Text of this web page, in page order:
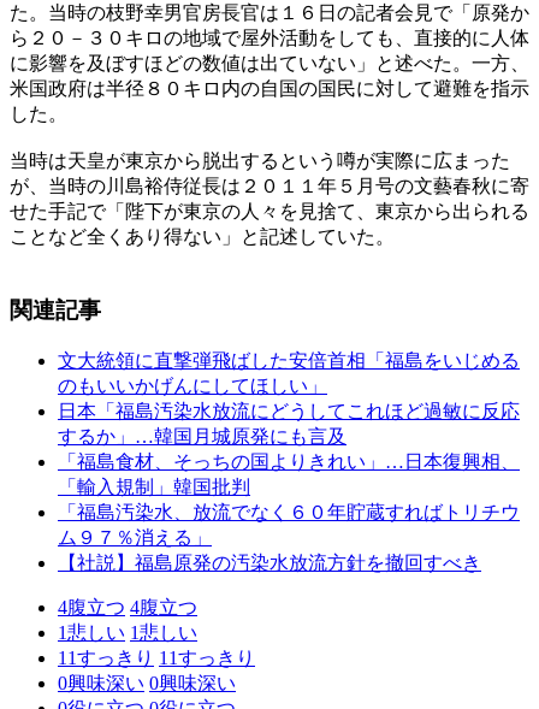
た。当時の枝野幸男官房長官は１６日の記者会見で「原発か
ら２０－３０キロの地域で屋外活動をしても、直接的に人体
に影響を及ぼすほどの数値は出ていない」と述べた。一方、
米国政府は半径８０キロ内の自国の国民に対して避難を指示
した。
当時は天皇が東京から脱出するという噂が実際に広まった
が、当時の川島裕侍従長は２０１１年５月号の文藝春秋に寄
せた手記で「陛下が東京の人々を見捨て、東京から出られる
ことなど全くあり得ない」と記述していた。
関連記事
文大統領に直撃弾飛ばした安倍首相「福島をいじめる
のもいいかげんにしてほしい」
日本「福島汚染水放流にどうしてこれほど過敏に反応
するか」…韓国月城原発にも言及
「福島食材、そっちの国よりきれい」…日本復興相、
「輸入規制」韓国批判
「福島汚染水、放流でなく６０年貯蔵すればトリチウ
ム９７％消える」
【社説】福島原発の汚染水放流方針を撤回すべき
4腹立つ 4腹立つ
1悲しい 1悲しい
11すっきり 11すっきり
0興味深い 0興味深い